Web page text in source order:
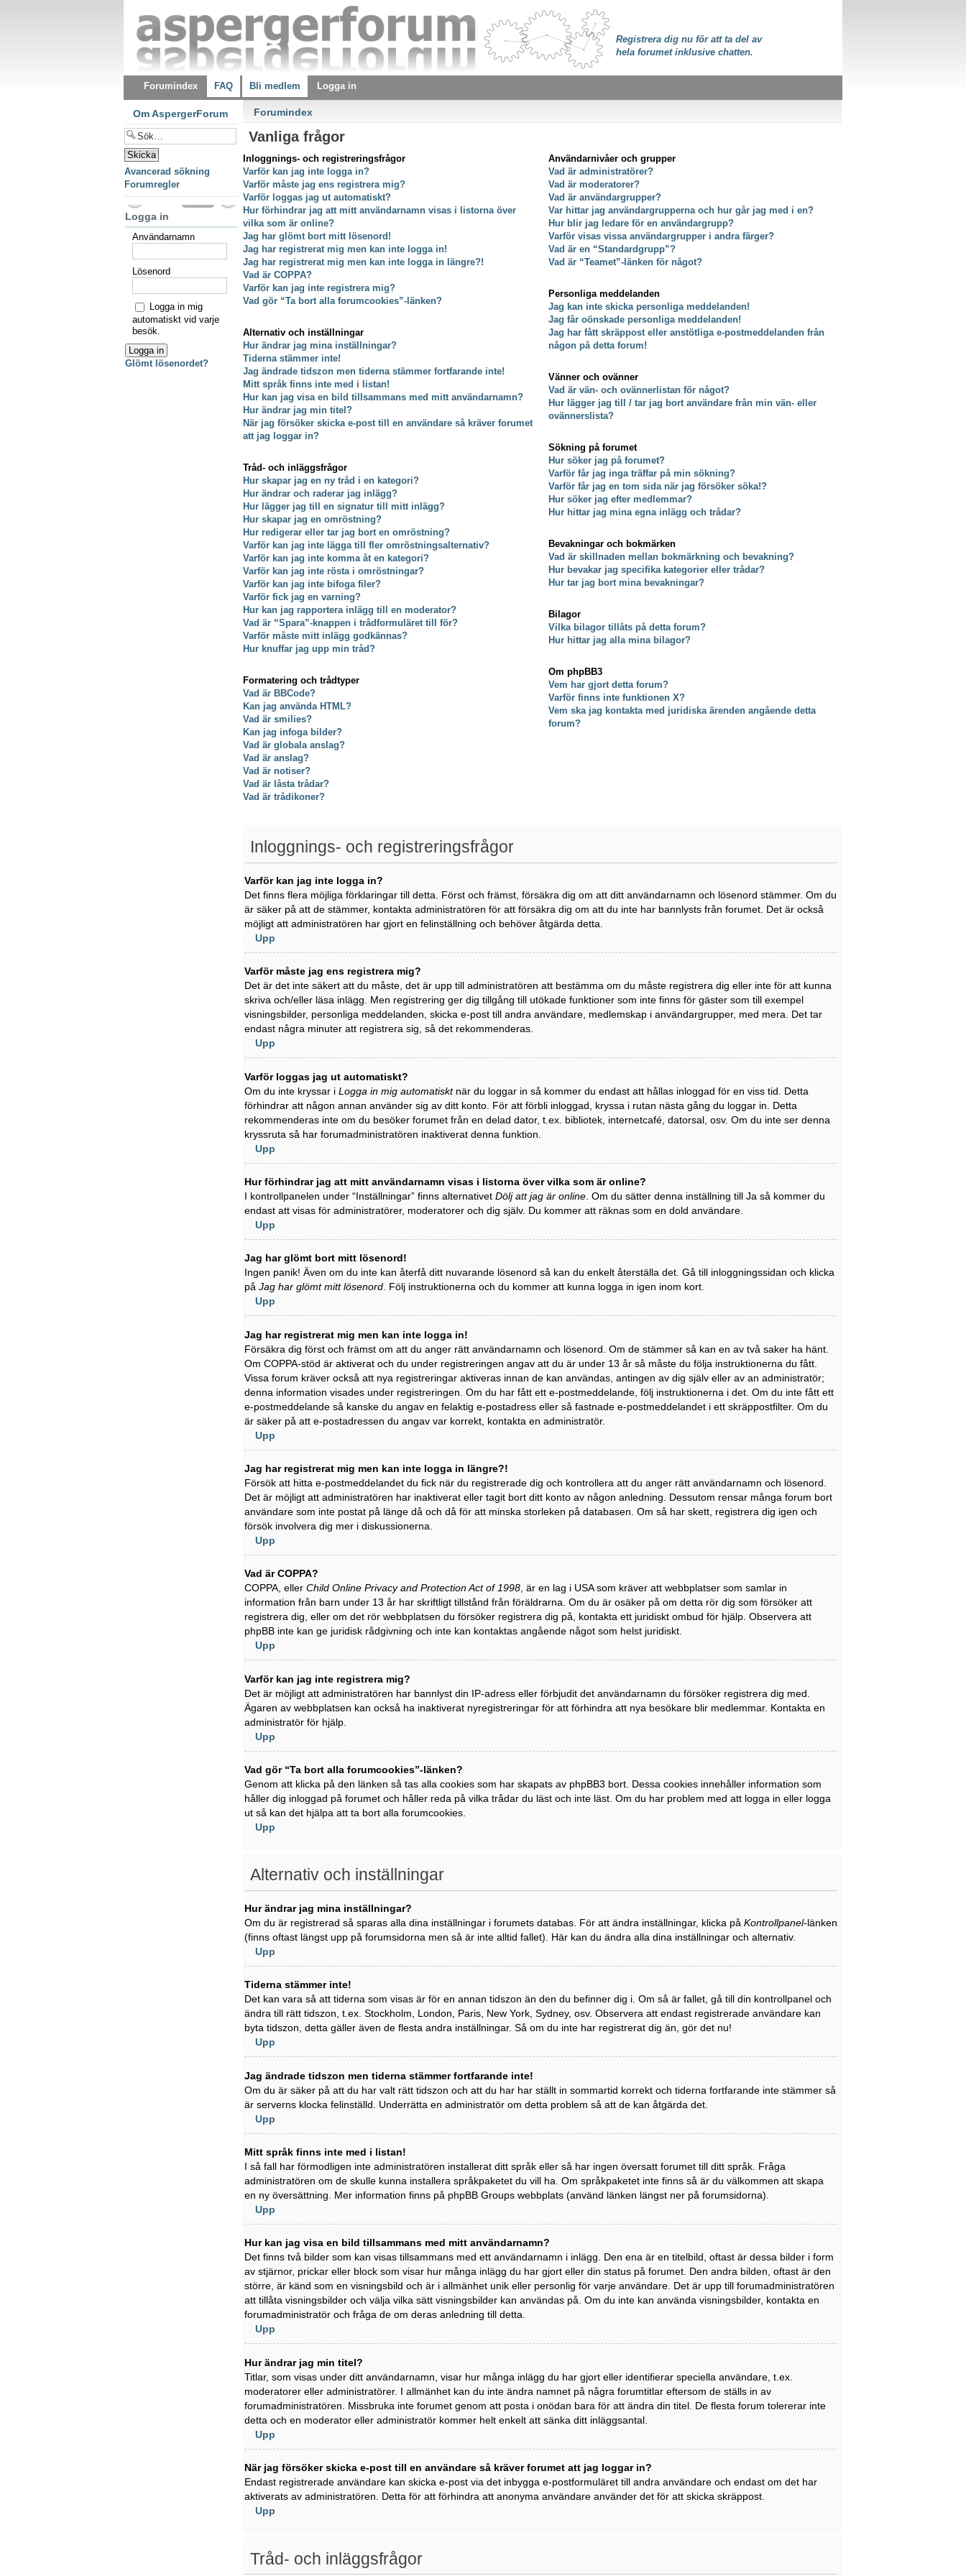
Registrera dig nu för att ta del av
hela forumet inklusive chatten.
Forumindex FAQ Bli medlem Logga in
Forumindex
Vanliga frågor
Inloggnings- och registreringsfrågor
Varför kan jag inte logga in?
Varför måste jag ens registrera mig?
Varför loggas jag ut automatiskt?
Hur förhindrar jag att mitt användarnamn visas i listorna över
vilka som är online?
Jag har glömt bort mitt lösenord!
Jag har registrerat mig men kan inte logga in!
Jag har registrerat mig men kan inte logga in längre?!
Vad är COPPA?
Varför kan jag inte registrera mig?
Vad gör “Ta bort alla forumcookies”-länken?
Alternativ och inställningar
Hur ändrar jag mina inställningar?
Tiderna stämmer inte!
Jag ändrade tidszon men tiderna stämmer fortfarande inte!
Mitt språk finns inte med i listan!
Hur kan jag visa en bild tillsammans med mitt användarnamn?
Hur ändrar jag min titel?
När jag försöker skicka e-post till en användare så kräver forumet
att jag loggar in?
Tråd- och inläggsfrågor
Hur skapar jag en ny tråd i en kategori?
Hur ändrar och raderar jag inlägg?
Hur lägger jag till en signatur till mitt inlägg?
Hur skapar jag en omröstning?
Hur redigerar eller tar jag bort en omröstning?
Varför kan jag inte lägga till fler omröstningsalternativ?
Varför kan jag inte komma åt en kategori?
Varför kan jag inte rösta i omröstningar?
Varför kan jag inte bifoga filer?
Varför fick jag en varning?
Hur kan jag rapportera inlägg till en moderator?
Vad är “Spara”-knappen i trådformuläret till för?
Varför måste mitt inlägg godkännas?
Hur knuffar jag upp min tråd?
Formatering och trådtyper
Vad är BBCode?
Kan jag använda HTML?
Vad är smilies?
Kan jag infoga bilder?
Vad är globala anslag?
Vad är anslag?
Vad är notiser?
Vad är låsta trådar?
Vad är trådikoner?
Användarnivåer och grupper
Vad är administratörer?
Vad är moderatorer?
Vad är användargrupper?
Var hittar jag användargrupperna och hur går jag med i en?
Hur blir jag ledare för en användargrupp?
Varför visas vissa användargrupper i andra färger?
Vad är en “Standardgrupp”?
Vad är “Teamet”-länken för något?
Personliga meddelanden
Jag kan inte skicka personliga meddelanden!
Jag får oönskade personliga meddelanden!
Jag har fått skräppost eller anstötliga e-postmeddelanden från
någon på detta forum!
Vänner och ovänner
Vad är vän- och ovännerlistan för något?
Hur lägger jag till / tar jag bort användare från min vän- eller
ovännerslista?
Sökning på forumet
Hur söker jag på forumet?
Varför får jag inga träffar på min sökning?
Varför får jag en tom sida när jag försöker söka!?
Hur söker jag efter medlemmar?
Hur hittar jag mina egna inlägg och trådar?
Bevakningar och bokmärken
Vad är skillnaden mellan bokmärkning och bevakning?
Hur bevakar jag specifika kategorier eller trådar?
Hur tar jag bort mina bevakningar?
Bilagor
Vilka bilagor tillåts på detta forum?
Hur hittar jag alla mina bilagor?
Om phpBB3
Vem har gjort detta forum?
Varför finns inte funktionen X?
Vem ska jag kontakta med juridiska ärenden angående detta
forum?
Inloggnings- och registreringsfrågor
Varför kan jag inte logga in?
Det finns flera möjliga förklaringar till detta. Först och främst, försäkra dig om att ditt användarnamn och lösenord stämmer. Om du
är säker på att de stämmer, kontakta administratören för att försäkra dig om att du inte har bannlysts från forumet. Det är också
möjligt att administratören har gjort en felinställning och behöver åtgärda detta.
Upp
Varför måste jag ens registrera mig?
Det är det inte säkert att du måste, det är upp till administratören att bestämma om du måste registrera dig eller inte för att kunna
skriva och/eller läsa inlägg. Men registrering ger dig tillgång till utökade funktioner som inte finns för gäster som till exempel
visningsbilder, personliga meddelanden, skicka e-post till andra användare, medlemskap i användargrupper, med mera. Det tar
endast några minuter att registrera sig, så det rekommenderas.
Upp
Varför loggas jag ut automatiskt?
Om du inte kryssar i Logga in mig automatisktnär du loggar in så kommer du endast att hållas inloggad för en viss tid. Detta
förhindrar att någon annan använder sig av ditt konto. För att förbli inloggad, kryssa i rutan nästa gång du loggar in. Detta
rekommenderas inte om du besöker forumet från en delad dator, t.ex. bibliotek, internetcafé, datorsal, osv. Om du inte ser denna
kryssruta så har forumadministratören inaktiverat denna funktion.
Upp
Hur förhindrar jag att mitt användarnamn visas i listorna över vilka som är online?
I kontrollpanelen under “Inställningar” finns alternativet Dölj att jag är online . Om du sätter denna inställning till Ja så kommer du
endast att visas för administratörer, moderatorer och dig själv. Du kommer att räknas som en dold användare.
Upp
Jag har glömt bort mitt lösenord!
Ingen panik! Även om du inte kan återfå ditt nuvarande lösenord så kan du enkelt återställa det. Gå till inloggningssidan och klicka
på Jag har glömt mitt lösenord. Följ instruktionerna och du kommer att kunna logga in igen inom kort.
Upp
Jag har registrerat mig men kan inte logga in!
Försäkra dig först och främst om att du anger rätt användarnamn och lösenord. Om de stämmer så kan en av två saker ha hänt.
Om COPPA-stöd är aktiverat och du under registreringen angav att du är under 13 år så måste du följa instruktionerna du fått.
Vissa forum kräver också att nya registreringar aktiveras innan de kan användas, antingen av dig själv eller av an administratör;
denna information visades under registreringen. Om du har fått ett e-postmeddelande, följ instruktionerna i det. Om du inte fått ett
e-postmeddelande så kanske du angav en felaktig e-postadress eller så fastnade e-postmeddelandet i ett skräppostfilter. Om du
är säker på att e-postadressen du angav var korrekt, kontakta en administratör.
Upp
Jag har registrerat mig men kan inte logga in längre?!
Försök att hitta e-postmeddelandet du fick när du registrerade dig och kontrollera att du anger rätt användarnamn och lösenord.
Det är möjligt att administratören har inaktiverat eller tagit bort ditt konto av någon anledning. Dessutom rensar många forum bort
användare som inte postat på länge då och då för att minska storleken på databasen. Om så har skett, registrera dig igen och
försök involvera dig mer i diskussionerna.
Upp
Vad är COPPA?
COPPA, eller Child Online Privacy and Protection Act of 1998, är en lag i USA som kräver att webbplatser som samlar in
information från barn under 13 år har skriftligt tillstånd från föräldrarna. Om du är osäker på om detta rör dig som försöker att
registrera dig, eller om det rör webbplatsen du försöker registrera dig på, kontakta ett juridiskt ombud för hjälp. Observera att
phpBB inte kan ge juridisk rådgivning och inte kan kontaktas angående något som helst juridiskt.
Upp
Varför kan jag inte registrera mig?
Det är möjligt att administratören har bannlyst din IP-adress eller förbjudit det användarnamn du försöker registrera dig med.
Ägaren av webbplatsen kan också ha inaktiverat nyregistreringar för att förhindra att nya besökare blir medlemmar. Kontakta en
administratör för hjälp.
Upp
Vad gör “Ta bort alla forumcookies”-länken?
Genom att klicka på den länken så tas alla cookies som har skapats av phpBB3 bort. Dessa cookies innehåller information som
håller dig inloggad på forumet och håller reda på vilka trådar du läst och inte läst. Om du har problem med att logga in eller logga
ut så kan det hjälpa att ta bort alla forumcookies.
Upp
Alternativ och inställningar
Hur ändrar jag mina inställningar?
Om du är registrerad så sparas alla dina inställningar i forumets databas. För att ändra inställningar, klicka på Kontrollpanel-länken
(finns oftast längst upp på forumsidorna men så är inte alltid fallet). Här kan du ändra alla dina inställningar och alternativ.
Upp
Tiderna stämmer inte!
Det kan vara så att tiderna som visas är för en annan tidszon än den du befinner dig i. Om så är fallet, gå till din kontrollpanel och
ändra till rätt tidszon, t.ex. Stockholm, London, Paris, New York, Sydney, osv. Observera att endast registrerade användare kan
byta tidszon, detta gäller även de flesta andra inställningar. Så om du inte har registrerat dig än, gör det nu!
Upp
Jag ändrade tidszon men tiderna stämmer fortfarande inte!
Om du är säker på att du har valt rätt tidszon och att du har har ställt in sommartid korrekt och tiderna fortfarande inte stämmer så
är serverns klocka felinställd. Underrätta en administratör om detta problem så att de kan åtgärda det.
Upp
Mitt språk finns inte med i listan!
I så fall har förmodligen inte administratören installerat ditt språk eller så har ingen översatt forumet till ditt språk. Fråga
administratören om de skulle kunna installera språkpaketet du vill ha. Om språkpaketet inte finns så är du välkommen att skapa
en ny översättning. Mer information finns på phpBB Groups webbplats (använd länken längst ner på forumsidorna).
Upp
Hur kan jag visa en bild tillsammans med mitt användarnamn?
Det finns två bilder som kan visas tillsammans med ett användarnamn i inlägg. Den ena är en titelbild, oftast är dessa bilder i form
av stjärnor, prickar eller block som visar hur många inlägg du har gjort eller din status på forumet. Den andra bilden, oftast är den
större, är känd som en visningsbild och är i allmänhet unik eller personlig för varje användare. Det är upp till forumadministratören
att tillåta visningsbilder och välja vilka sätt visningsbilder kan användas på. Om du inte kan använda visningsbilder, kontakta en
forumadministratör och fråga de om deras anledning till detta.
Upp
Hur ändrar jag min titel?
Titlar, som visas under ditt användarnamn, visar hur många inlägg du har gjort eller identifierar speciella användare, t.ex.
moderatorer eller administratörer. I allmänhet kan du inte ändra namnet på några forumtitlar eftersom de ställs in av
forumadministratören. Missbruka inte forumet genom att posta i onödan bara för att ändra din titel. De flesta forum tolererar inte
detta och en moderator eller administratör kommer helt enkelt att sänka ditt inläggsantal.
Upp
När jag försöker skicka e-post till en användare så kräver forumet att jag loggar in?
Endast registrerade användare kan skicka e-post via det inbygga e-postformuläret till andra användare och endast om det har
aktiverats av administratören. Detta för att förhindra att anonyma användare använder det för att skicka skräppost.
Upp
Tråd- och inläggsfrågor
Om AspergerForum
Avancerad sökning
Forumregler
Logga in
Användarnamn
Lösenord
Logga in mig
automatiskt vid varje
besök.
Glömt lösenordet?